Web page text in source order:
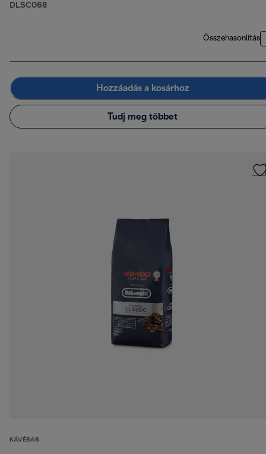
DLSC068
Összehasonlítás
Hozzáadás a kosárhoz
Tudj meg többet
KÁVÉBAB